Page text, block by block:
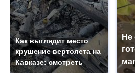
Как выглядит место
крушение вертолета на
Кавказе: смотреть
Не